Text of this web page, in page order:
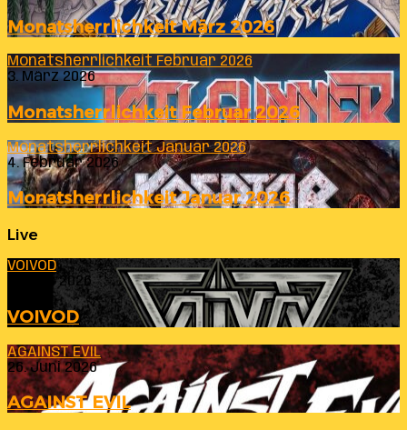
Monatsherrlichkeit März 2026
Monatsherrlichkeit Februar 2026
3. März 2026
Monatsherrlichkeit Februar 2026
Monatsherrlichkeit Januar 2026
4. Februar 2026
Monatsherrlichkeit Januar 2026
Live
VOIVOD
23. Juli 2026
VOIVOD
AGAINST EVIL
26. Juni 2026
AGAINST EVIL